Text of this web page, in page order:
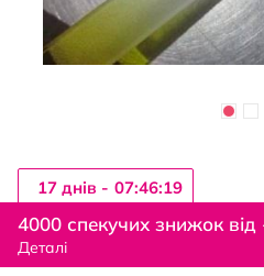
Перейти
до
початку
галереї
4000 спекучих знижок від
Деталі
17 днiв - 07:46:19